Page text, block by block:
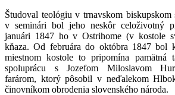
Študoval teológiu v trnavskom biskupskom
v seminári bol jeho neskôr celoživotný
januári 1847 ho v Ostrihome (v kostole
kňaza. Od februára do októbra 1847 bol
miestnom kostole to pripomína pamätná
spoluprácu s Jozefom Miloslavom
farárom, ktorý pôsobil v neďalekom
činovníkom obrodenia slovenského národa.